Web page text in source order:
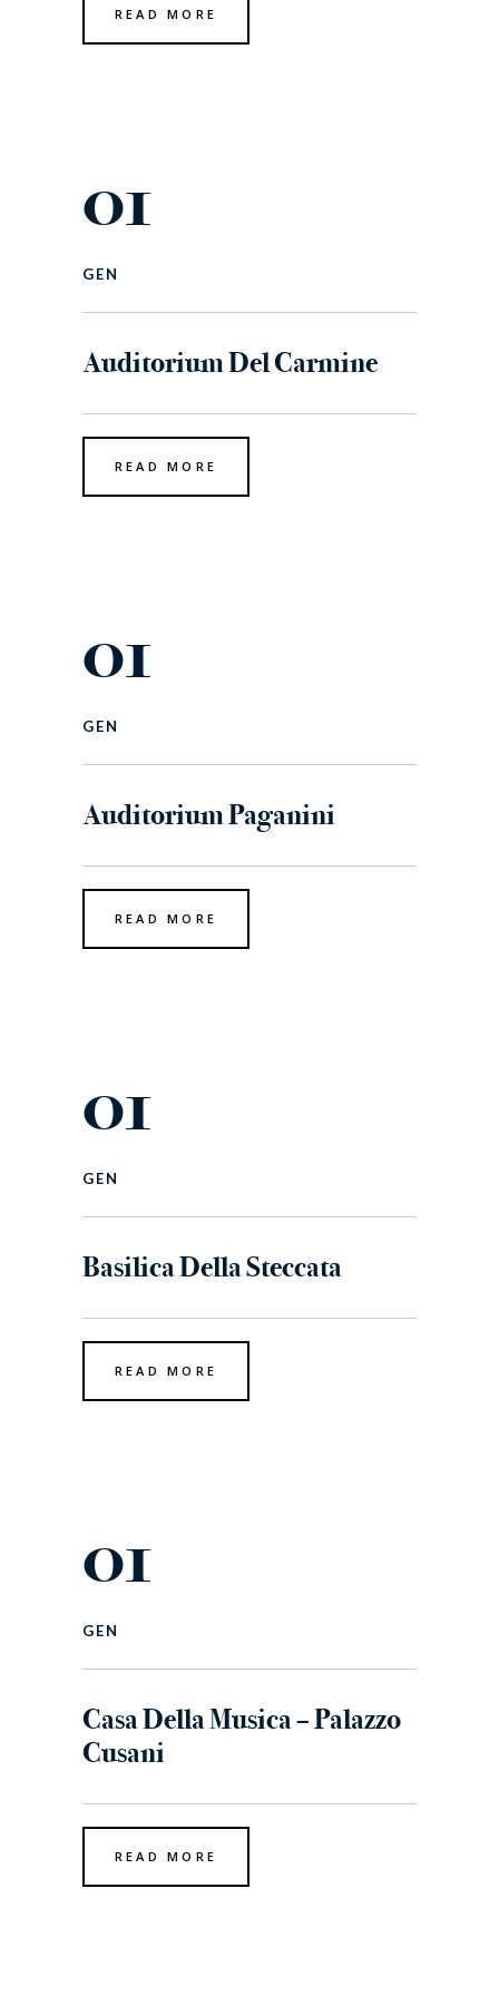
READ MORE
01
GEN
Auditorium Del Carmine
READ MORE
01
GEN
Auditorium Paganini
READ MORE
01
GEN
Basilica Della Steccata
READ MORE
01
GEN
Casa Della Musica – Palazzo
Cusani
READ MORE